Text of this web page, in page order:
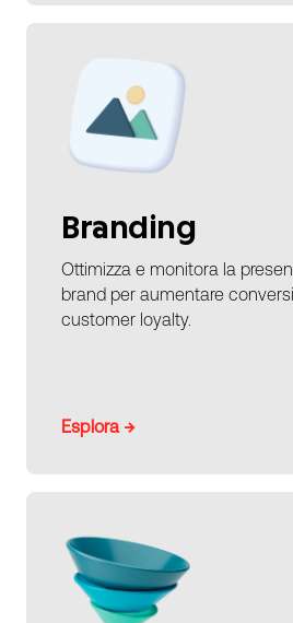
Branding
Ottimizza e monitora la
brand per aumentare
customer loyalty.
Esplora →